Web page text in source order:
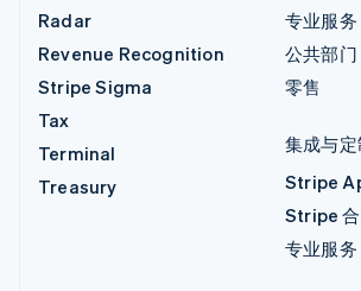
Radar
Revenue Recognition
Stripe Sigma
Tax
Terminal
Treasury
专业服务
公共部门
零售
集成与
Stripe
Stripe
专业服务